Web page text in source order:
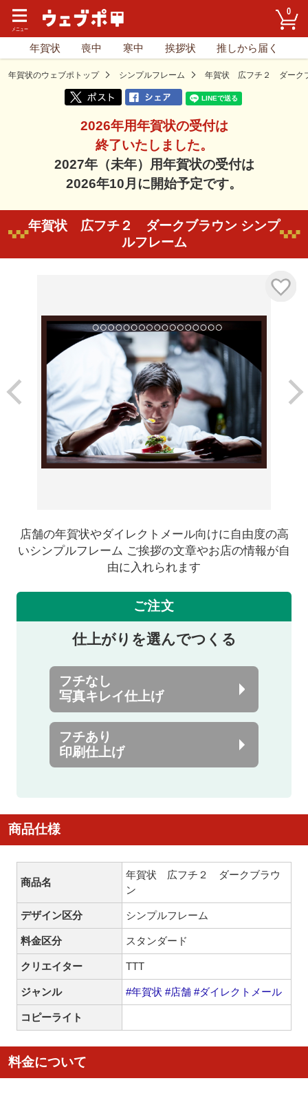
0
年賀状 喪中 寒中 挨拶状 推しから届く
年賀状のウェブポトップ シンプルフレーム 年賀状 広フチ２ ダーク
2026年用年賀状の受付は
終了いたしました。
2027年（未年）用年賀状の受付は
2026年10月に開始予定です。
年賀状 広フチ２ ダークブラウン シンプ
ルフレーム
店舗の年賀状やダイレクトメール向けに自由度の高
いシンプルフレーム ご挨拶の文章やお店の情報が自
由に入れられます
ご注文
仕上がりを選んでつくる
フチなし
写真キレイ仕上げ
フチあり
印刷仕上げ
商品仕様
商品名
年賀状 広フチ２ ダークブラウ
ン
デザイン区分 シンプルフレーム
料金区分 スタンダード
クリエイター TTT
ジャンル #年賀状 #店舗 #ダイレクトメール
コピーライト
料金について